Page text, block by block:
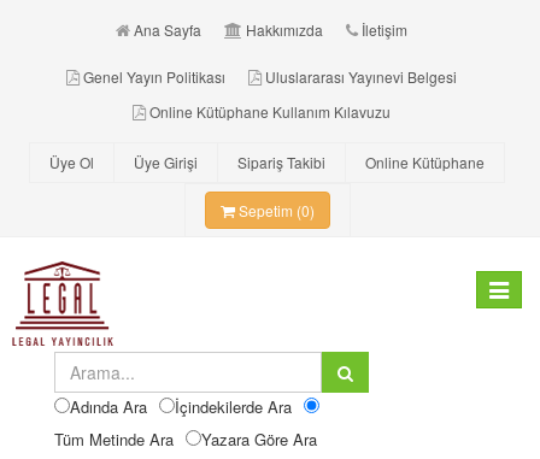
Ana Sayfa Hakkımızda İletişim
Genel Yayın Politikası
Uluslararası Yayınevi Belgesi
Online Kütüphane Kullanım Kılavuzu
Üye Ol Üye Girişi Sipariş Takibi Online Kütüphane
Sepetim (0)
Toggle
Adında Ara
İçindekilerde Ara
Tüm Metinde Ara
Yazara Göre Ara